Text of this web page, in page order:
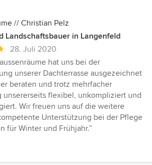
// Christian Pelz
Landschaftsbauer in Langenfeld
28. Juli 2020
hat uns bei der
unserer Dachterrasse ausgezeichnet
beraten und trotz mehrfacher
unsererseits flexibel, unkompliziert und
Wir freuen uns auf die weitere
Unterstützung bei der Pflege
für Winter und Frühjahr.”